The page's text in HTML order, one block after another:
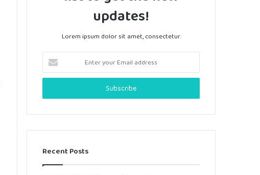
updates!
Lorem ipsum dolor sit amet, consectetur.
Enter
your
Email
Recent Posts